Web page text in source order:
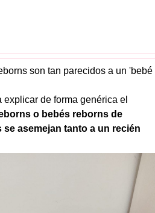
son tan parecidos a un 'bebé
explicar de forma genérica el
o bebés reborns de
asemejan tanto a un recién